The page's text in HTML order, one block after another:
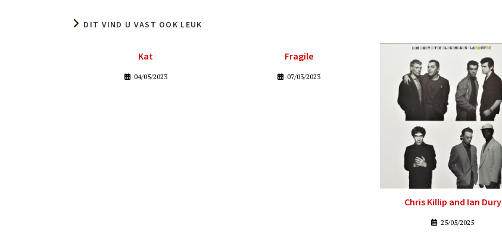
DIT VIND U VAST OOK LEUK
Kat
04/05/2023
Fragile
07/03/2023
Chris Killip and Ian Dury
25/05/2025